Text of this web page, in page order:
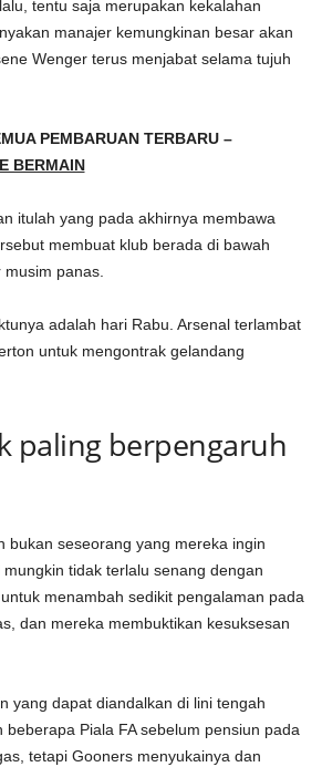
tentu saja merupakan kekalahan
manajer kemungkinan besar akan
Wenger terus menjabat selama tujuh
PEMBARUAN TERBARU –
BERMAIN
itulah yang pada akhirnya membawa
membuat klub berada di bawah
panas.
adalah hari Rabu. Arsenal terlambat
untuk mengontrak gelandang
paling berpengaruh
bukan seseorang yang mereka ingin
tidak terlalu senang dengan
menambah sedikit pengalaman pada
dan mereka membuktikan kesuksesan
yang dapat diandalkan di lini tengah
Piala FA sebelum pensiun pada
tetapi Gooners menyukainya dan